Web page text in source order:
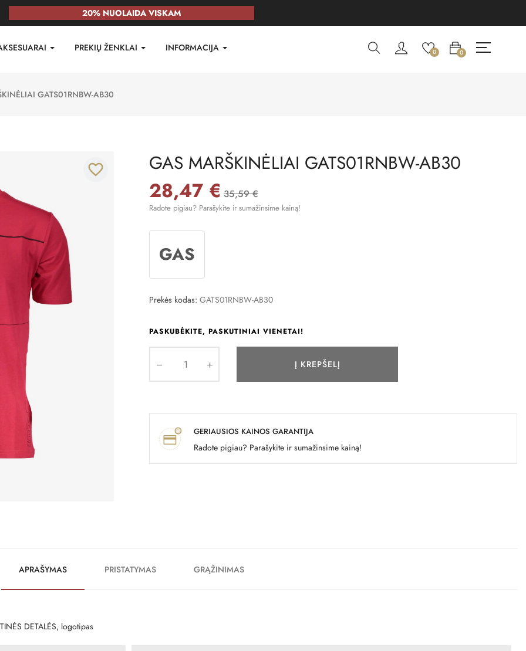
20% NUOLAIDA VISKAM
PREKIŲ ŽENKLAI INFORMACIJA 0 0
GATS01RNBW-AB30
favorite_border GAS MARŠKINĖLIAI GATS01RNBW-AB30
28,47 € 35,59 €
Radote pigiau? Parašykite ir sumažinsime kainą!
GAS
Prekės kodas: GATS01RNBW-AB30
PASKUBĖKITE, PASKUTINIAI VIENETAI!
Į KREPŠELĮ
GERIAUSIOS KAINOS GARANTIJA
Radote pigiau? Parašykite ir sumažinsime kainą!
APRAŠYMAS PRISTATYMAS GRĄŽINIMAS
DETALĖS, logotipas